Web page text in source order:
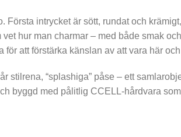
intrycket är sött, rundat och
hur man charmar – med både smak
att förstärka känslan av att vara här
“splashiga” påse – ett
byggd med pålitlig CCELL-hårdvara